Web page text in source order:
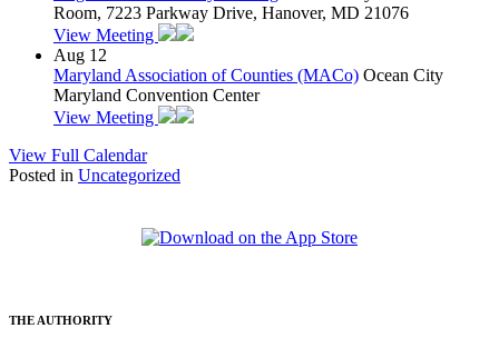
Room, 7223 Parkway Drive, Hanover, MD 21076
View Meeting
Aug 12
Maryland Association of Counties (MACo) Ocean City
Maryland Convention Center
View Meeting
View Full Calendar
Posted in Uncategorized
THE AUTHORITY